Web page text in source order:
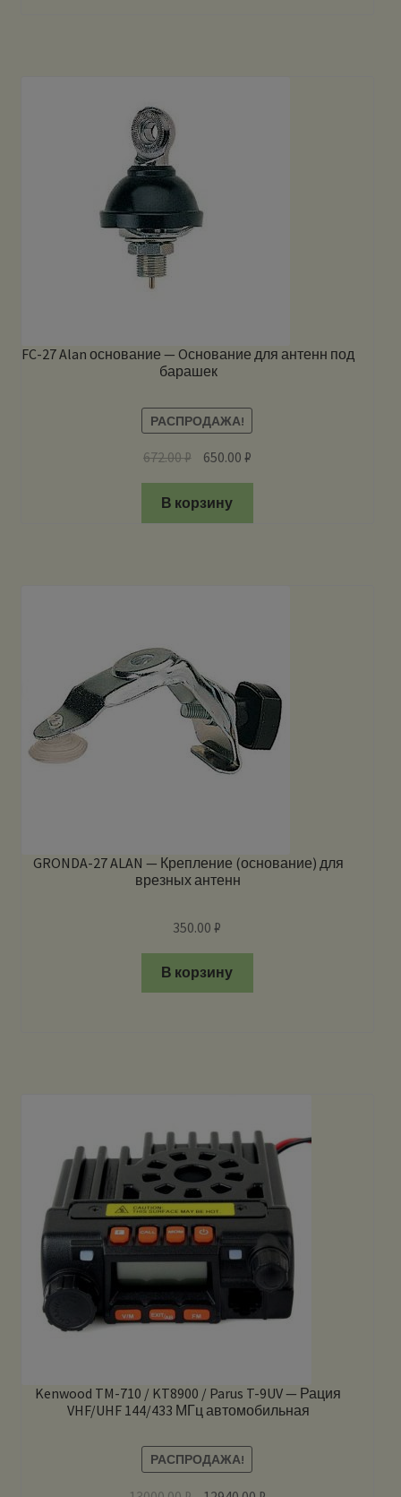
FC-27 Alan основание — Oснование для антенн под
барашек
РАСПРОДАЖА!
672.00₽ 650.00 ₽
В корзину
GRONDA-27 ALAN — Крепление (основание) для
врезных антенн
350.00₽
В корзину
Kenwood TM-710 / KT8900 / Parus T-9UV — Рация
VHF/UHF 144/433 МГц автомобильная
РАСПРОДАЖА!